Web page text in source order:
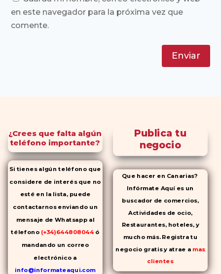
en este navegador para la próxima vez que
comente.
Enviar
¿Crees que falta algún
teléfono importante?
Si tienes algún teléfono que
considere de interés que no
esté en la lista, puede
contactarnos enviando un
mensaje de Whatsapp al
télefono (+34)644808044 ó
mandando un correo
electrónico a
info@informateaqui.com
Publica tu
negocio
Que hacer en Canarias?
Infórmate Aquí es un
buscador de comercios,
Actividades de ocio,
Restaurantes, hoteles, y
mucho más. Registra tu
negocio gratis y atrae a mas
clientes